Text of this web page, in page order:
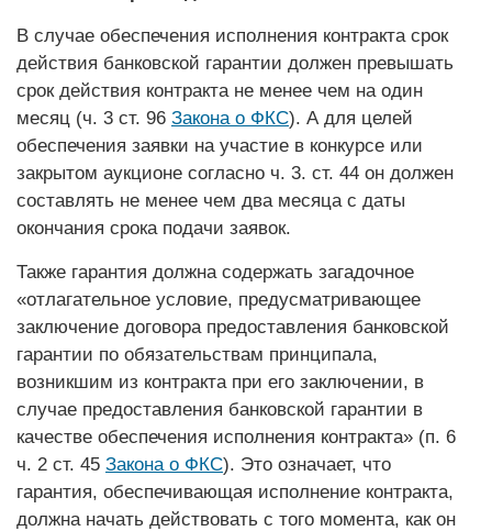
В случае обеспечения исполнения контракта срок
действия банковской гарантии должен превышать
срок действия контракта не менее чем на один
месяц (ч. 3 ст. 96 Закона о ФКС). А для целей
обеспечения заявки на участие в конкурсе или
закрытом аукционе согласно ч. 3. ст. 44 он должен
составлять не менее чем два месяца с даты
окончания срока подачи заявок.
Также гарантия должна содержать загадочное
«отлагательное условие, предусматривающее
заключение договора предоставления банковской
гарантии по обязательствам принципала,
возникшим из контракта при его заключении, в
случае предоставления банковской гарантии в
качестве обеспечения исполнения контракта» (п. 6
ч. 2 ст. 45 Закона о ФКС). Это означает, что
гарантия, обеспечивающая исполнение контракта,
должна начать действовать с того момента, как он